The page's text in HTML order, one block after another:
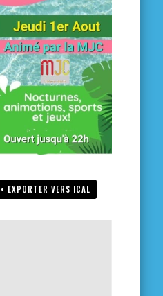
+ EXPORTER VERS ICAL